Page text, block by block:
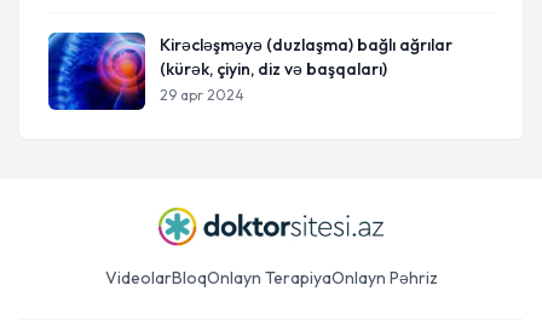
Kirəcləşməyə (duzlaşma) bağlı ağrılar
(kürək, çiyin, diz və başqaları)
29 apr 2024
VideolarBloqOnlayn TerapiyaOnlayn Pəhriz